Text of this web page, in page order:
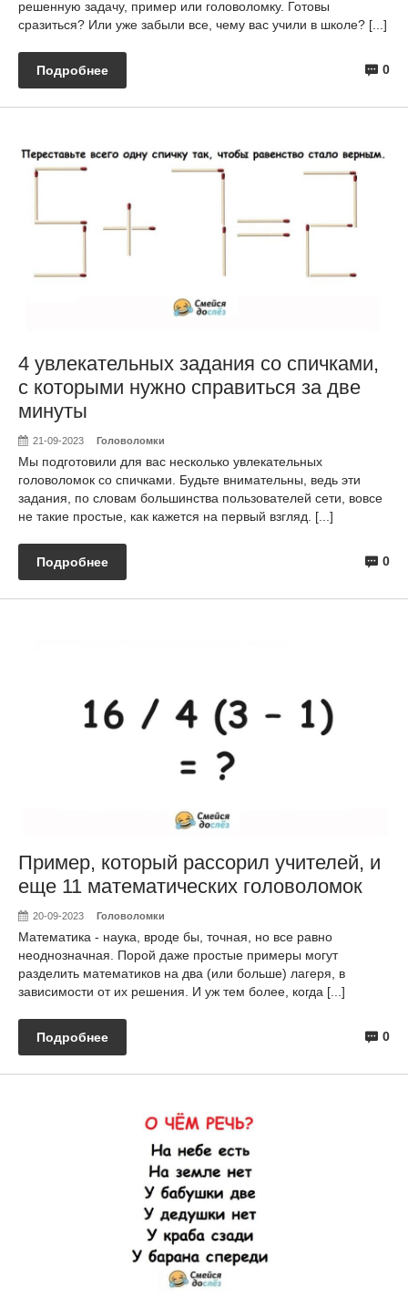
решенную задачу, пример или головоломку. Готовы
сразиться? Или уже забыли все, чему вас учили в школе? [...]
0
Подробнее
4 увлекательных задания со спичками,
с которыми нужно справиться за две
минуты
21-09-2023 Головоломки
Мы подготовили для вас несколько увлекательных
головоломок со спичками. Будьте внимательны, ведь эти
задания, по словам большинства пользователей сети, вовсе
не такие простые, как кажется на первый взгляд. [...]
0
Подробнее
Пример, который рассорил учителей, и
еще 11 математических головоломок
20-09-2023 Головоломки
Математика - наука, вроде бы, точная, но все равно
неоднозначная. Порой даже простые примеры могут
разделить математиков на два (или больше) лагеря, в
зависимости от их решения. И уж тем более, когда [...]
0
Подробнее